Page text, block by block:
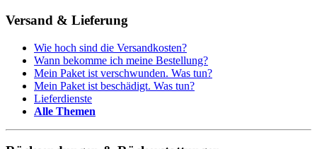
Versand & Lieferung
Wie hoch sind die Versandkosten?
Wann bekomme ich meine Bestellung?
Mein Paket ist verschwunden. Was tun?
Mein Paket ist beschädigt. Was tun?
Lieferdienste
Alle Themen